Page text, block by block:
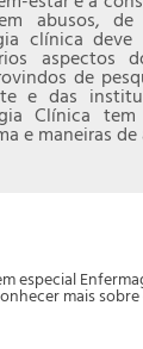
abusos,
clínica
aspectos
de
e das
Clínica
e maneiras
especial
mais sobre